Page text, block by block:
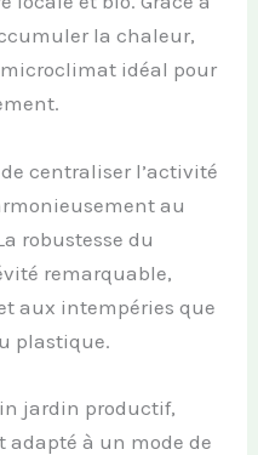
la chaleur,
idéal pour
centraliser l’activité
au
robustesse du
remarquable,
aux intempéries que
plastique.
jardin productif,
à un mode de